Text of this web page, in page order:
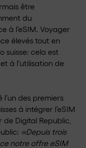
être
du
à l’eSIM. Voyager
élevés tout en
suisse: cela est
à l’utilisation de
des premiers
à intégrer l’eSIM
Digital Republic,
«Depuis trois
notre offre eSIM